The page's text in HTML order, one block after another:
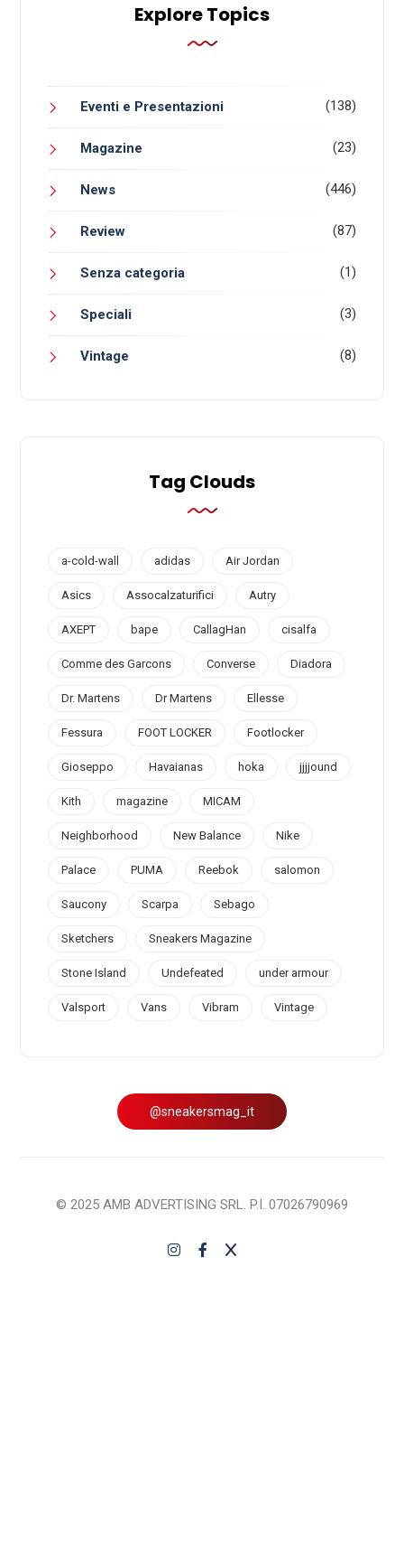
Explore Topics
Eventi e Presentazioni (138)
Magazine (23)
News (446)
Review (87)
Senza categoria (1)
Speciali (3)
Vintage (8)
Tag Clouds
a-cold-wall adidas Air Jordan
Asics Assocalzaturifici Autry
AXEPT bape CallagHan cisalfa
Comme des Garcons Converse Diadora
Dr. Martens Dr Martens Ellesse
Fessura FOOT LOCKER Footlocker
Gioseppo Havaianas hoka jjjjound
Kith magazine MICAM
Neighborhood New Balance Nike
Palace PUMA Reebok salomon
Saucony Scarpa Sebago
Sketchers Sneakers Magazine
Stone Island Undefeated under armour
Valsport Vans Vibram Vintage
@sneakersmag_it
© 2025 AMB ADVERTISING SRL. P.I. 07026790969